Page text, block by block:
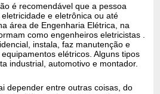
é recomendável que a pessoa
e eletrônica ou até
área de Engenharia Elétrica, na
como engenheiros eletricistas .
instala, faz manutenção e
elétricos. Alguns tipos
industrial, automotivo e montador.
depender entre outras coisas, do